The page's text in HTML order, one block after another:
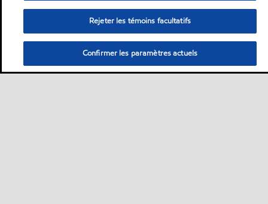
Rejeter les témoins facultatifs
Confirmer les paramètres actuels